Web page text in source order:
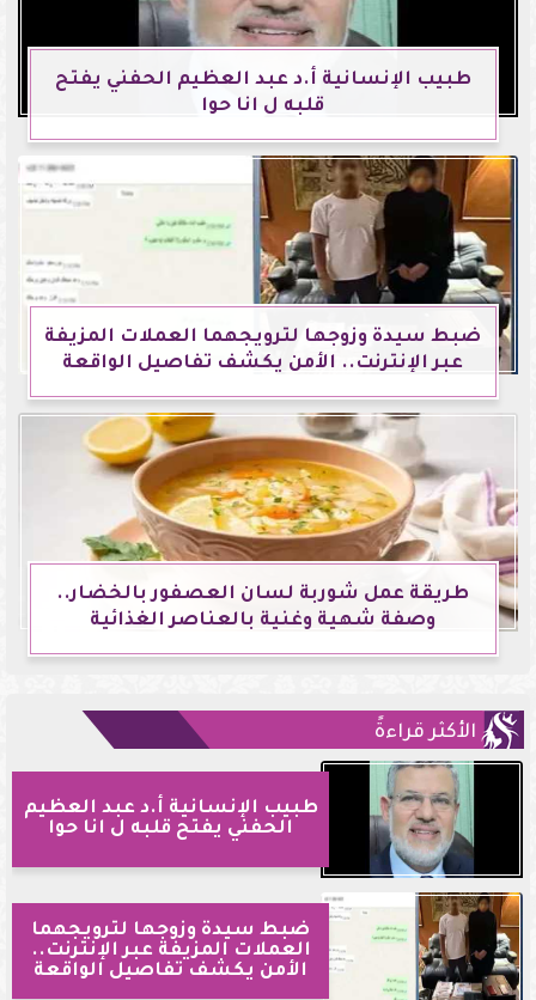
طبيب الإنسانية أ.د عبد العظيم الحفني يفتح
قلبه ل انا حوا
ضبط سيدة وزوجها لترويجهما العملات المزيفة
عبر الإنترنت.. الأمن يكشف تفاصيل الواقعة
طريقة عمل شوربة لسان العصفور بالخضار..
وصفة شهية وغنية بالعناصر الغذائية
الأكثر قراءةً
طبيب الإنسانية أ.د عبد العظيم
الحفني يفتح قلبه ل انا حوا
ضبط سيدة وزوجها لترويجهما
العملات المزيفة عبر الإنترنت..
الأمن يكشف تفاصيل الواقعة